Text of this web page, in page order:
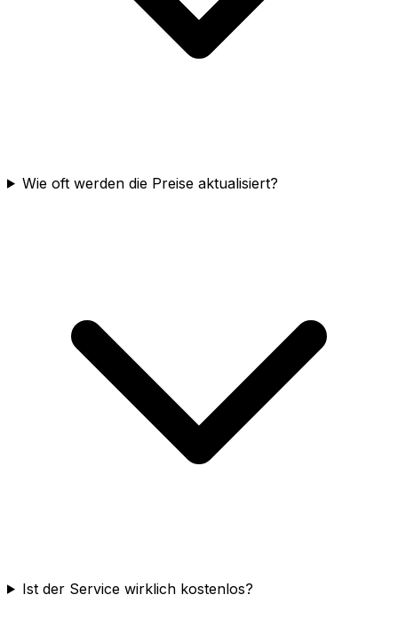
Wie oft werden die Preise aktualisiert?
Ist der Service wirklich kostenlos?